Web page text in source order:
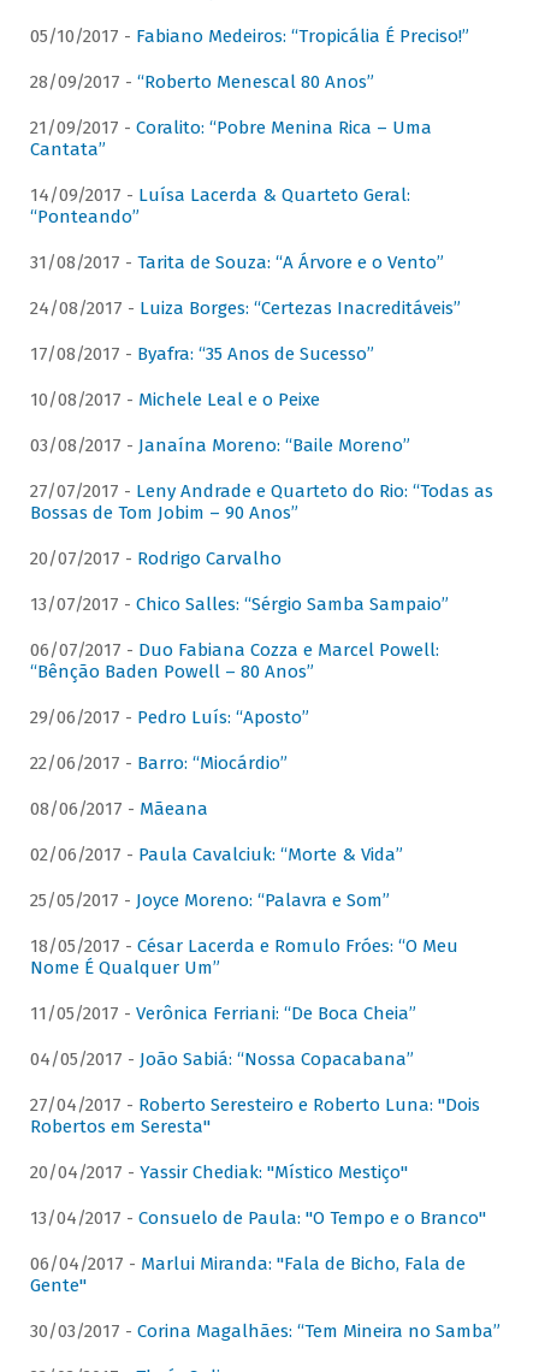
05/10/2017 - Fabiano Medeiros: “Tropicália É Preciso!”
28/09/2017 - “Roberto Menescal 80 Anos”
21/09/2017 - Coralito: “Pobre Menina Rica – Uma
Cantata”
14/09/2017 - Luísa Lacerda & Quarteto Geral:
“Ponteando”
31/08/2017 - Tarita de Souza: “A Árvore e o Vento”
24/08/2017 - Luiza Borges: “Certezas Inacreditáveis”
17/08/2017 - Byafra: “35 Anos de Sucesso”
10/08/2017 - Michele Leal e o Peixe
03/08/2017 - Janaína Moreno: “Baile Moreno”
27/07/2017 - Leny Andrade e Quarteto do Rio: “Todas as
Bossas de Tom Jobim – 90 Anos”
20/07/2017 - Rodrigo Carvalho
13/07/2017 - Chico Salles: “Sérgio Samba Sampaio”
06/07/2017 - Duo Fabiana Cozza e Marcel Powell:
“Bênção Baden Powell – 80 Anos”
29/06/2017 - Pedro Luís: “Aposto”
22/06/2017 - Barro: “Miocárdio”
08/06/2017 - Mãeana
02/06/2017 - Paula Cavalciuk: “Morte & Vida”
25/05/2017 - Joyce Moreno: “Palavra e Som”
18/05/2017 - César Lacerda e Romulo Fróes: “O Meu
Nome É Qualquer Um”
11/05/2017 - Verônica Ferriani: “De Boca Cheia”
04/05/2017 - João Sabiá: “Nossa Copacabana”
27/04/2017 - Roberto Seresteiro e Roberto Luna: "Dois
Robertos em Seresta"
20/04/2017 - Yassir Chediak: "Místico Mestiço"
13/04/2017 - Consuelo de Paula: "O Tempo e o Branco"
06/04/2017 - Marlui Miranda: "Fala de Bicho, Fala de
Gente"
30/03/2017 - Corina Magalhães: “Tem Mineira no Samba”